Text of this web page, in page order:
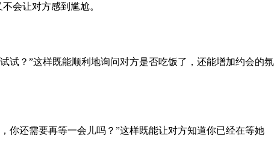
会让对方感到尴尬。
试？”这样既能顺利地询问对方是否吃饭了，还能增加约会的氛
你还需要再等一会儿吗？”这样既能让对方知道你已经在等她